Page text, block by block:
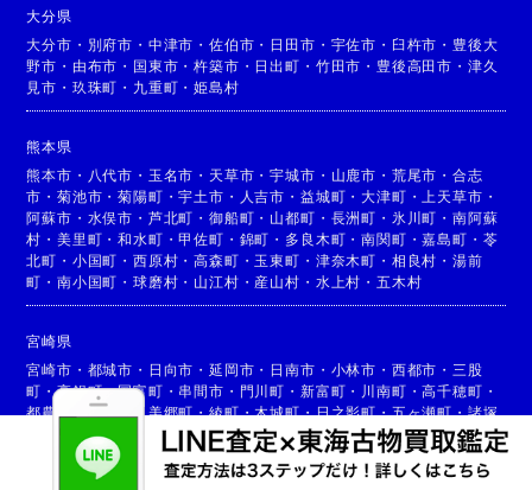
大分県
大分市 ・ 別府市 ・ 中津市 ・佐伯市 ・ 日田市 ・ 宇佐市 ・ 臼杵市 ・ 豊後大
野市 ・ 由布市 ・ 国東市 ・杵築市 ・ 日出町 ・ 竹田市 ・ 豊後高田市 ・ 津久
見市 ・ 玖珠町 ・ 九重町 ・姫島村
熊本県
熊本市 ・ 八代市 ・ 玉名市 ・ 天草市 ・宇城市 ・ 山鹿市 ・ 荒尾市 ・ 合志
市 ・菊池市 ・菊陽町 ・宇土市 ・ 人吉市 ・ 益城町 ・大津町 ・ 上天草市 ・
阿蘇市 ・ 水俣市 ・ 芦北町 ・御船町 ・ 山都町 ・ 長洲町 ・ 氷川町 ・ 南阿蘇
村 ・美里町 ・和水町 ・甲佐町 ・ 錦町 ・ 多良木町 ・南関町 ・嘉島町 ・ 苓
北町 ・ 小国町 ・西原村 ・高森町 ・ 玉東町 ・ 津奈木町 ・ 相良村 ・ 湯前
町 ・南小国町 ・球磨村 ・ 山江村 ・ 産山村 ・ 水上村 ・ 五木村
宮崎県
宮崎市 ・ 都城市 ・ 日向市 ・延岡市 ・ 日南市 ・ 小林市 ・ 西都市 ・ 三股
町 ・高鍋町・国富町 ・ 串間市 ・ 門川町 ・ 新富町 ・ 川南町 ・高千穂町 ・
都農町
高原町 ・美郷町・綾町・木城町・日之影町・五ヶ瀬町・諸塚
椎葉村・ 西米良村